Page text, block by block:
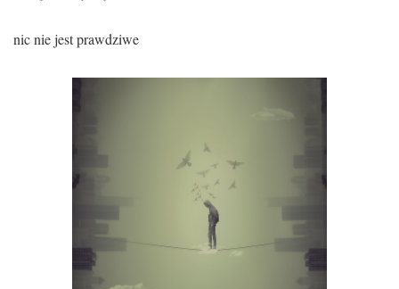
nic nie jest prawdziwe